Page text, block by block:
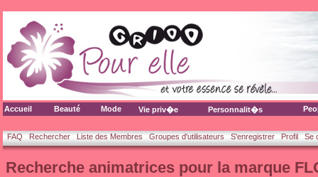
Accueil Beauté Mode Vie priv�e Personnalit�s
FAQ Rechercher Liste des Membres Groupes d'utilisateurs S'enregistrer Profil Se
Recherche animatrices pour la marque